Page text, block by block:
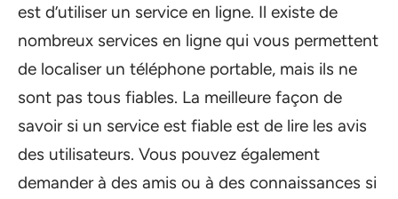
est d’utiliser un service en ligne. Il existe de
nombreux services en ligne qui vous permettent
de localiser un téléphone portable, mais ils ne
sont pas tous fiables. La meilleure façon de
savoir si un service est fiable est de lire les avis
des utilisateurs. Vous pouvez également
demander à des amis ou à des connaissances si